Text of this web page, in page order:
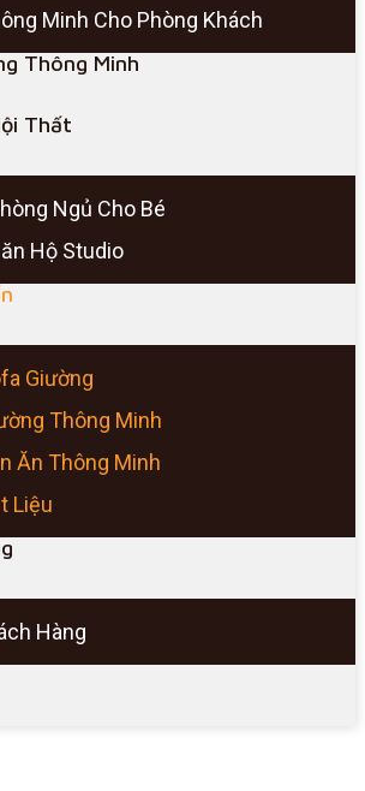
Minh Cho Phòng Khách
Thông Minh
Thất
Ngủ Cho Bé
Hộ Studio
Giường
Thông Minh
Ăn Thông Minh
Liệu
Hàng